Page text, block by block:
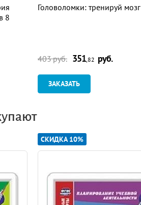
8
Головоломки: тренируй мозг
403 руб. 351 ,82 руб.
ЗАКАЗАТЬ
СКИДКА 10%